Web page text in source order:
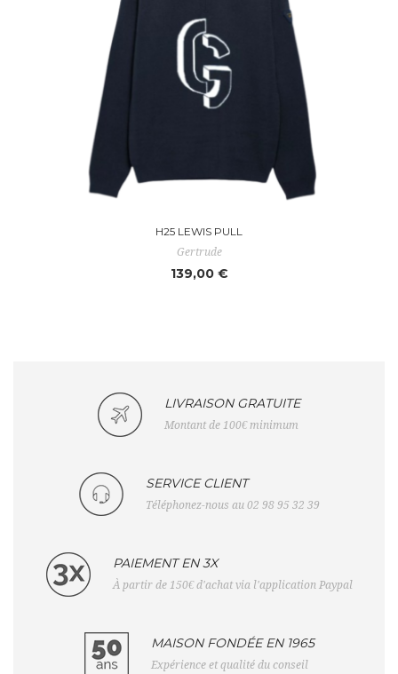
H25 LEWIS PULL
Gertrude
139,00 €
LIVRAISON GRATUITE
Montant de 100€ minimum
SERVICE CLIENT
Téléphonez-nous au 02 98 95 32 39
PAIEMENT EN 3X
À partir de 150€ d'achat via l'application Paypal
MAISON FONDÉE EN 1965
Expérience et qualité du conseil